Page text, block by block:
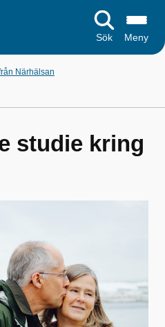
Sök Meny
Närhälsan
studie kring